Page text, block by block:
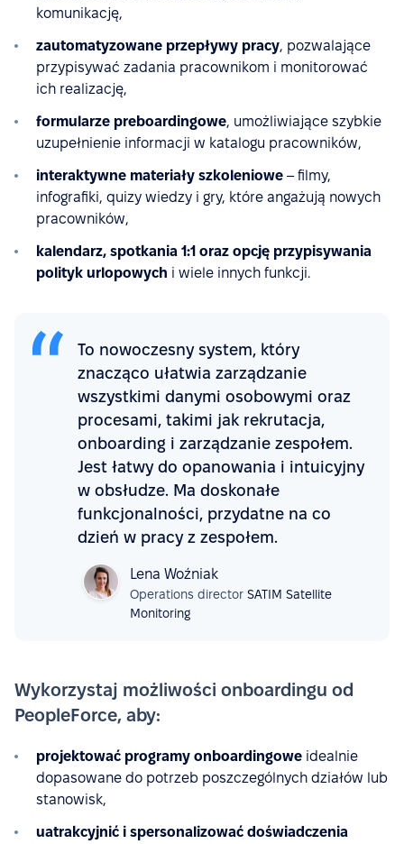
komunikację,
zautomatyzowane przepływy pracy, pozwalające
przypisywać zadania pracownikom i monitorować
ich realizację,
formularze preboardingowe, umożliwiające szybkie
uzupełnienie informacji w katalogu pracowników,
interaktywne materiały szkoleniowe – filmy,
infografiki, quizy wiedzy i gry, które angażują nowych
pracowników,
kalendarz, spotkania 1:1 oraz opcję przypisywania
polityk urlopowych i wiele innych funkcji.
To nowoczesny system, który
znacząco ułatwia zarządzanie
wszystkimi danymi osobowymi oraz
procesami, takimi jak rekrutacja,
onboarding i zarządzanie zespołem.
Jest łatwy do opanowania i intuicyjny
w obsłudze. Ma doskonałe
funkcjonalności, przydatne na co
dzień w pracy z zespołem.
Lena Woźniak
Operations director SATIM Satellite
Monitoring
Wykorzystaj możliwości onboardingu od
PeopleForce, aby:
projektować programy onboardingowe idealnie
dopasowane do potrzeb poszczególnych działów lub
stanowisk,
uatrakcyjnić i spersonalizować doświadczenia